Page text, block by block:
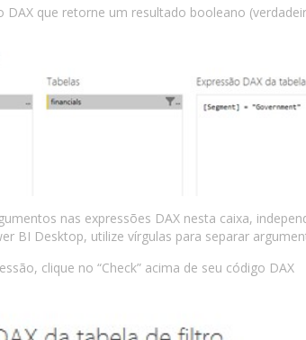
DAX que retorne um resultado booleano
nas expressões DAX nesta caixa,
BI Desktop, utilize vírgulas para separar
clique no “Check” acima de seu código DAX